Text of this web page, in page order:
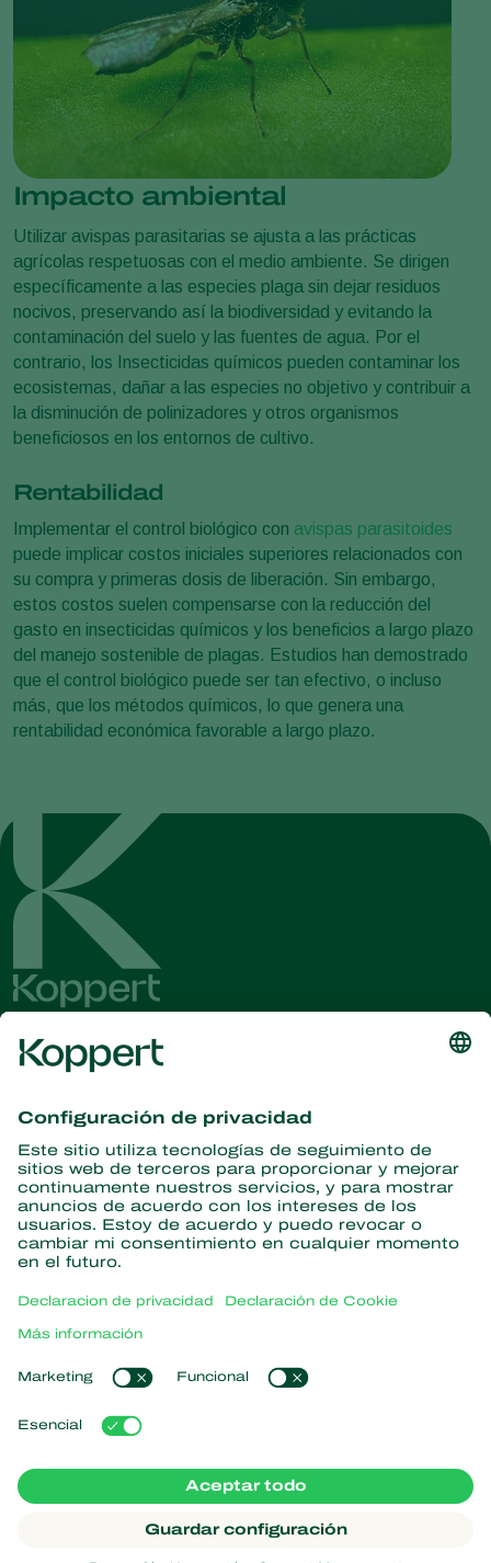
Impacto ambiental
Utilizar avispas parasitarias se ajusta a las prácticas
agrícolas respetuosas con el medio ambiente. Se dirigen
específicamente a las especies plaga sin dejar residuos
nocivos, preservando así la biodiversidad y evitando la
contaminación del suelo y las fuentes de agua. Por el
contrario, los Insecticidas químicos pueden contaminar los
ecosistemas, dañar a las especies no objetivo y contribuir a
la disminución de polinizadores y otros organismos
beneficiosos en los entornos de cultivo.
Rentabilidad
Implementar el control biológico con avispas parasitoides
puede implicar costos iniciales superiores relacionados con
su compra y primeras dosis de liberación. Sin embargo,
estos costos suelen compensarse con la reducción del
gasto en insecticidas químicos y los beneficios a largo plazo
del manejo sostenible de plagas. Estudios han demostrado
que el control biológico puede ser tan efectivo, o incluso
más, que los métodos químicos, lo que genera una
rentabilidad económica favorable a largo plazo.
información
Suscríbase aquí
Partners with Nature
Avispas parasitoides
Nematodos benéficos
Microorganismos benéficos
Protección de cultivos
Acerca de Koppert
Noticias e información
Trabajar en Koppert
Contáctanos
Enlaces populares
Experiencias de los usuarios
Koppert Global
Administrar cookies
Declaración sobre el uso de cookies